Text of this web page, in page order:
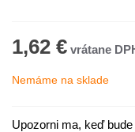
1,62 €
Nemáme na sklade
Upozorni ma, keď